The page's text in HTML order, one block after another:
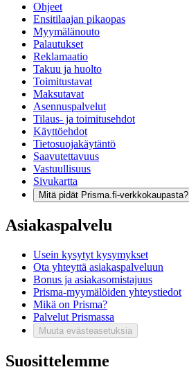
Ohjeet
Ensitilaajan pikaopas
Myymälänouto
Palautukset
Reklamaatio
Takuu ja huolto
Toimitustavat
Maksutavat
Asennuspalvelut
Tilaus- ja toimitusehdot
Käyttöehdot
Tietosuojakäytäntö
Saavutettavuus
Vastuullisuus
Sivukartta
Mitä pidät Prisma.fi-verkkokaupasta?
Asiakaspalvelu
Usein kysytyt kysymykset
Ota yhteyttä asiakaspalveluun
Bonus ja asiakasomistajuus
Prisma-myymälöiden yhteystiedot
Mikä on Prisma?
Palvelut Prismassa
Muuta evästeasetuksia
Suosittelemme